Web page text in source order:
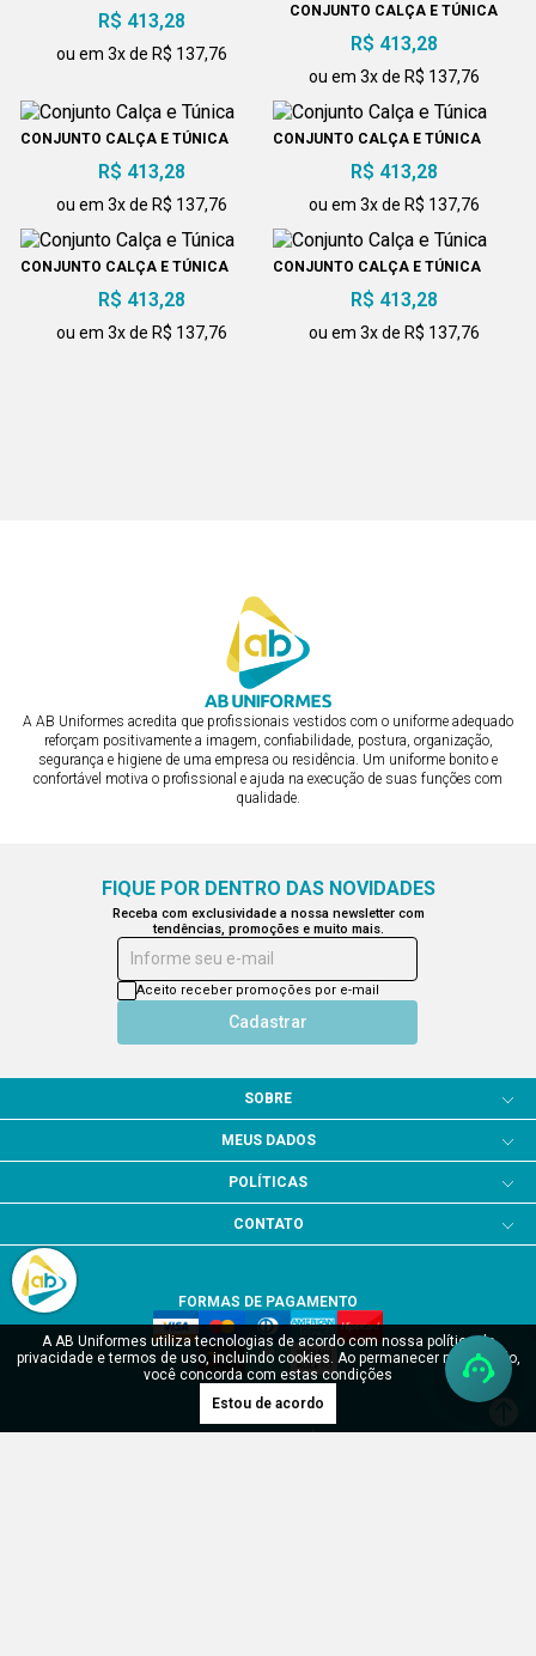
R$ 413,28
ou em 3x de R$ 137,76
CONJUNTO CALÇA E TÚNICA
R$ 413,28
ou em 3x de R$ 137,76
CONJUNTO CALÇA E TÚNICA
R$ 413,28
ou em 3x de R$ 137,76
CONJUNTO CALÇA E TÚNICA
R$ 413,28
ou em 3x de R$ 137,76
CONJUNTO CALÇA E TÚNICA
R$ 413,28
ou em 3x de R$ 137,76
CONJUNTO CALÇA E TÚNICA
R$ 413,28
ou em 3x de R$ 137,76
A AB Uniformes acredita que profissionais vestidos com o uniforme adequado
reforçam positivamente a imagem, confiabilidade, postura, organização,
segurança e higiene de uma empresa ou residência. Um uniforme bonito e
confortável motiva o profissional e ajuda na execução de suas funções com
qualidade.
FIQUE POR DENTRO DAS NOVIDADES
Receba com exclusividade a nossa newsletter com
tendências, promoções e muito mais.
Informe seu e-mail
Cadastrar
Aceito receber promoções por e-mail
SOBRE
MEUS DADOS
POLÍTICAS
CONTATO
FORMAS DE PAGAMENTO
A AB Uniformes utiliza tecnologias de acordo com nossa política de
privacidade e termos de uso, incluindo cookies. Ao permanecer navegando,
você concorda com estas condições
Estou de acordo